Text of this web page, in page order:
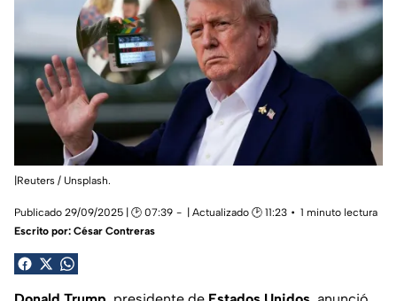
|Reuters / Unsplash.
Publicado 29/09/2025 | 🕑 07:39 | Actualizado 🕑 11:23
1 minuto lectura
Escrito por: César Contreras